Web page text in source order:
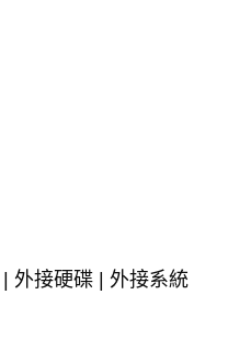
| 外接硬碟 | 外接系統